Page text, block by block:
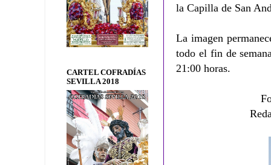
la Capilla de San
La imagen
todo el fin de
21:00 horas.
CARTEL COFRADÍAS
SEVILLA 2018